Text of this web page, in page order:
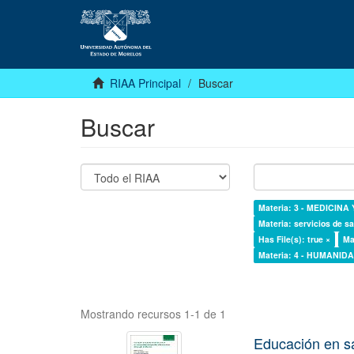
RIAA Principal Buscar
Buscar
Materia: 3 - MEDICINA
Materia: servicios de
Has File(s): true ×
Materia: 4 -
Mostrando recursos 1-1 de 1
Educación en